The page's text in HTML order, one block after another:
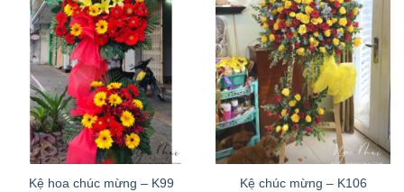
Kệ hoa chúc mừng – K99
Kệ chúc mừng – K106